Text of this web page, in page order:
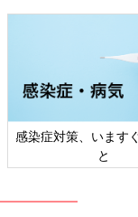
感染症対策、います
と